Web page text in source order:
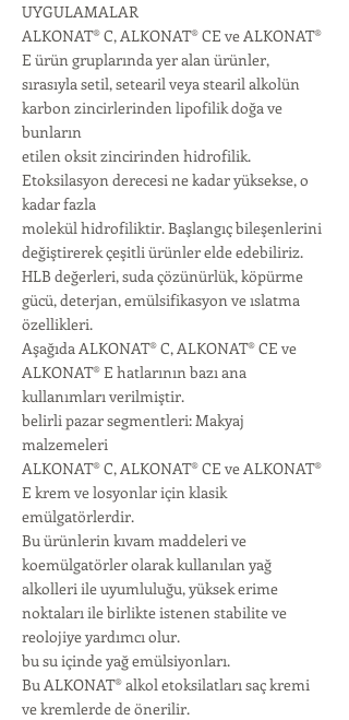
UYGULAMALAR
ALKONAT® C, ALKONAT® CE ve ALKONAT®
E ürün gruplarında yer alan ürünler,
sırasıyla setil, setearil veya stearil alkolün
karbon zincirlerinden lipofilik doğa ve
bunların
etilen oksit zincirinden hidrofilik.
Etoksilasyon derecesi ne kadar yüksekse, o
kadar fazla
molekül hidrofiliktir. Başlangıç ​​bileşenlerini
değiştirerek çeşitli ürünler elde edebiliriz.
HLB değerleri, suda çözünürlük, köpürme
gücü, deterjan, emülsifikasyon ve ıslatma
özellikleri.
Aşağıda ALKONAT® C, ALKONAT® CE ve
ALKONAT® E hatlarının bazı ana
kullanımları verilmiştir.
belirli pazar segmentleri: Makyaj
malzemeleri
ALKONAT® C, ALKONAT® CE ve ALKONAT®
E krem ​​ve losyonlar için klasik
emülgatörlerdir.
Bu ürünlerin kıvam maddeleri ve
koemülgatörler olarak kullanılan yağ
alkolleri ile uyumluluğu, yüksek erime
noktaları ile birlikte istenen stabilite ve
reolojiye yardımcı olur.
bu su içinde yağ emülsiyonları.
Bu ALKONAT® alkol etoksilatları saç kremi
ve kremlerde de önerilir.